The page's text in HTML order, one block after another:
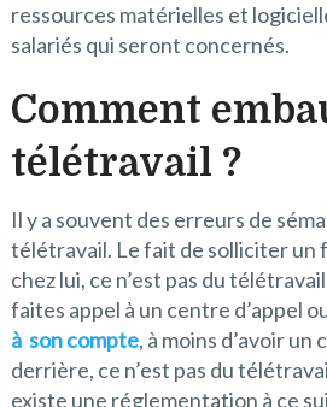
ressources matérielles et
salariés qui seront concernés.
Comment
télétravail ?
Il y a souvent des erreurs de
télétravail. Le fait de solliciter un
chez lui, ce n’est pas du
faites appel à un centre d’appel
à son compte, à moins d’avoir
derrière, ce n’est pas du
existe une réglementation à ce